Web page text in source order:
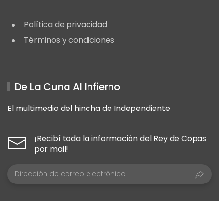
Política de privacidad
Términos y condiciones
De La Cuna Al Infierno
El multimedio del hincha de Independiente
¡Recibí toda la información del Rey de Copas
por mail!